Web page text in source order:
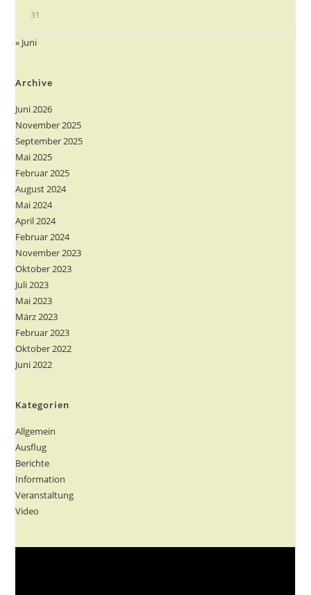
31
« Juni
Archive
Juni 2026
November 2025
September 2025
Mai 2025
Februar 2025
August 2024
Mai 2024
April 2024
Februar 2024
November 2023
Oktober 2023
Juli 2023
Mai 2023
März 2023
Februar 2023
Oktober 2022
Juni 2022
Kategorien
Allgemein
Ausflug
Berichte
Information
Veranstaltung
Video